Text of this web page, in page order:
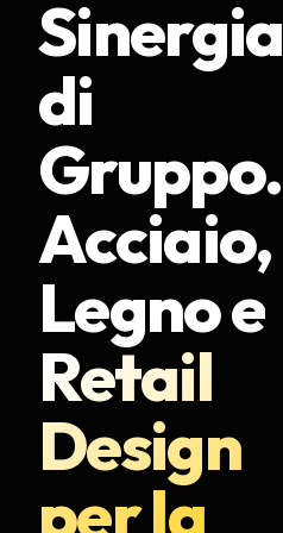
Sinergia
di
Gruppo.
Acciaio,
Legno e
Retail
Design
per la